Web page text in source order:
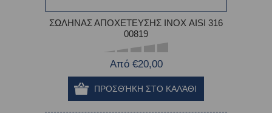
ΣΩΛΗΝΑΣ ΑΠΟΧΕΤΕΥΣΗΣ ΙΝΟΧ AISI 316
00819
Από €20,00